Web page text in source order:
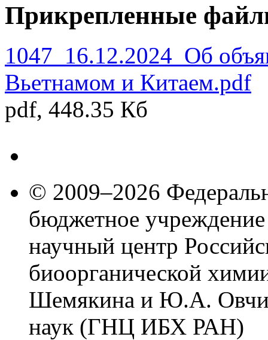
Прикрепленные
1047_16.12.2024_Об
Вьетнамом и Китаем.pdf
pdf, 448.35 Кб
© 2009–2026
бюджетное
научный центр
биоорганической
Шемякина и Ю.А.
наук (ГНЦ ИБХ РАН)